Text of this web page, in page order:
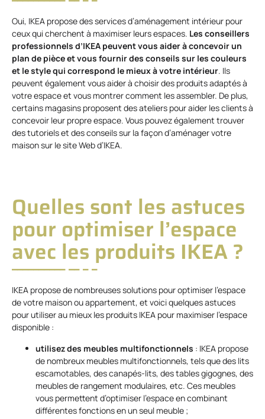
Oui, IKEA propose des services d’aménagement intérieur pour
ceux qui cherchent à maximiser leurs espaces. Les conseillers
professionnels d’IKEA peuvent vous aider à concevoir un
plan de pièce et vous fournir des conseils sur les couleurs
et le style qui correspond le mieux à votre intérieur. Ils
peuvent également vous aider à choisir des produits adaptés à
votre espace et vous montrer comment les assembler. De plus,
certains magasins proposent des ateliers pour aider les clients à
concevoir leur propre espace. Vous pouvez également trouver
des tutoriels et des conseils sur la façon d’aménager votre
maison sur le site Web d’IKEA.
Quelles sont les astuces
pour optimiser l’espace
avec les produits IKEA ?
IKEA propose de nombreuses solutions pour optimiser l’espace
de votre maison ou appartement, et voici quelques astuces
pour utiliser au mieux les produits IKEA pour maximiser l’espace
disponible :
utilisez des meubles multifonctionnels : IKEA propose
de nombreux meubles multifonctionnels, tels que des lits
escamotables, des canapés-lits, des tables gigognes, des
meubles de rangement modulaires, etc. Ces meubles
vous permettent d’optimiser l’espace en combinant
différentes fonctions en un seul meuble ;